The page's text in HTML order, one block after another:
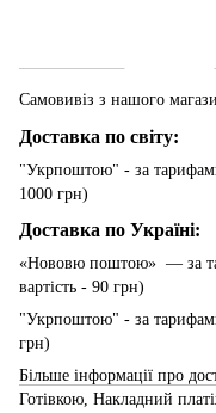
Самовивіз з нашого
Доставка по світу:
"Укрпоштою" - за тарифами
1000 грн)
Доставка по Україні:
«Нововю поштою» — за
вартість - 90 грн)
"Укрпоштою" - за тарифами
грн)
Більше інформації про
Готівкою, Накладний